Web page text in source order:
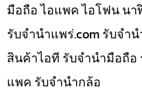
มือถือ ไอแพค ไอโฟน น
รับจํานําแพร่.com รับจำ
สินค้าไอที รับจำนำมือถือ
แพค รับจำนำกล้อ